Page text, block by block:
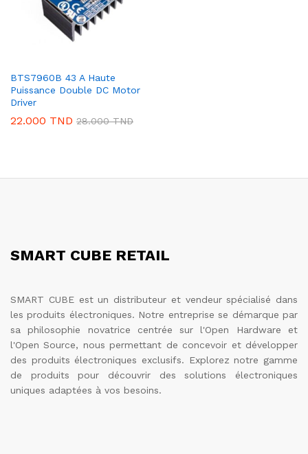
BTS7960B 43 A Haute
Puissance Double DC Motor
Driver
22.000 TND 28.000TND
SMART CUBE RETAIL
SMART CUBE est un distributeur et vendeur spécialisé dans
les produits électroniques. Notre entreprise se démarque par
sa philosophie novatrice centrée sur l'Open Hardware et
l'Open Source, nous permettant de concevoir et développer
des produits électroniques exclusifs. Explorez notre gamme
de produits pour découvrir des solutions électroniques
uniques adaptées à vos besoins.